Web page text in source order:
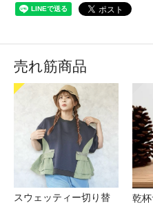
売れ筋商品
スウェッティー切り替
乾